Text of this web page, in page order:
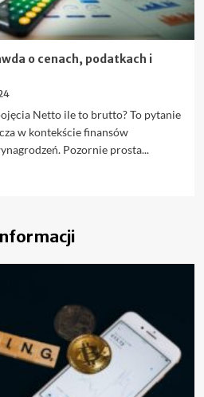
o cenach, podatkach i
Netto ile to brutto? To pytanie
w kontekście finansów
Pozornie prosta...